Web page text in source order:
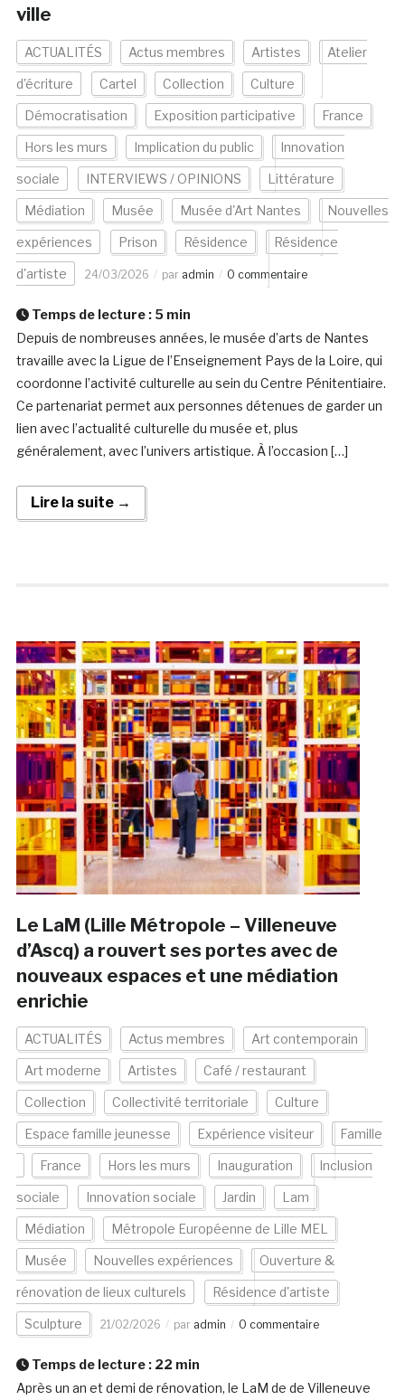
ville
ACTUALITÉS Actus membres Artistes Atelier
d'écriture Cartel Collection Culture
Démocratisation Exposition participative France
Hors les murs Implication du public Innovation
sociale INTERVIEWS / OPINIONS Littérature
Médiation Musée Musée d'Art Nantes Nouvelles
expériences Prison Résidence Résidence
d'artiste 24/03/2026 par admin 0 commentaire
Temps de lecture : 5 min
Depuis de nombreuses années, le musée d’arts de Nantes
travaille avec la Ligue de l’Enseignement Pays de la Loire, qui
coordonne l’activité culturelle au sein du Centre Pénitentiaire.
Ce partenariat permet aux personnes détenues de garder un
lien avec l’actualité culturelle du musée et, plus
généralement, avec l’univers artistique. À l’occasion […]
Lire la suite →
Le LaM (Lille Métropole – Villeneuve
d’Ascq) a rouvert ses portes avec de
nouveaux espaces et une médiation
enrichie
ACTUALITÉS Actus membres Art contemporain
Art moderne Artistes Café / restaurant
Collection Collectivité territoriale Culture
Espace famille jeunesse Expérience visiteur Famille
France Hors les murs Inauguration Inclusion
sociale Innovation sociale Jardin Lam
Médiation Métropole Européenne de Lille MEL
Musée Nouvelles expériences Ouverture &
rénovation de lieux culturels Résidence d'artiste
Sculpture 21/02/2026 par admin 0 commentaire
Temps de lecture : 22 min
Après un an et demi de rénovation, le LaM de de Villeneuve